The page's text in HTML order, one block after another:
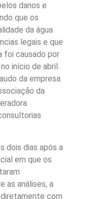
danos e
que os
da água
legais e que
foi causado por
início de abril.
da empresa
da
dois dias após a
em que os
as análises, a
com